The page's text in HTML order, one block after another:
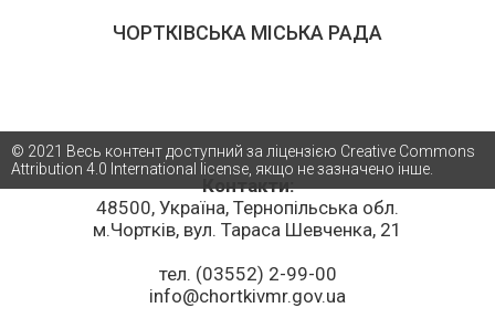
ЧОРТКІВСЬКА МІСЬКА РАДА
Контакти:
48500, Україна, Тернопільська обл.
м.Чортків, вул. Тараса Шевченка, 21
тел. (03552) 2-99-00
info@chortkivmr.gov.ua
© 2021 Весь контент доступний за ліцензією Creative Commons
Attribution 4.0 International license, якщо не зазначено інше.